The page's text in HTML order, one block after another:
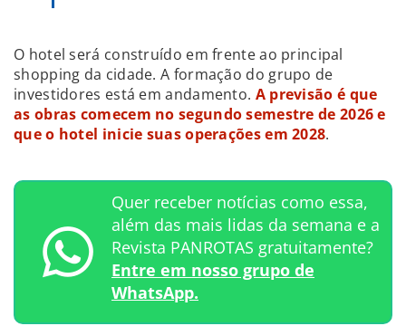
O hotel será construído em frente ao principal
shopping da cidade. A formação do grupo de
investidores está em andamento. A previsão é que
as obras comecem no segundo semestre de 2026 e
que o hotel inicie suas operações em 2028.
Quer receber notícias como essa,
além das mais lidas da semana e a
Revista PANROTAS gratuitamente?
Entre em nosso grupo de
WhatsApp.